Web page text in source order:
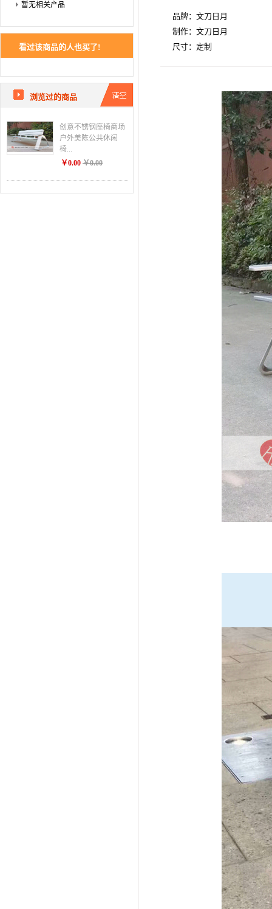
暂无相关产品
看过该商品的人也买了!
浏览过的商品
创意不锈钢座椅商场
户外美陈公共休闲
椅...
￥0.00 ￥0.00
品牌：文刀日月
制作：文刀日月
尺寸：定制